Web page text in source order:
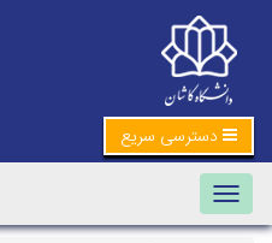
دسترسی سریع
Toggle navigation